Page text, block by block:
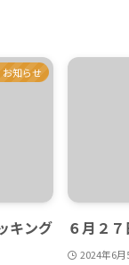
お知らせ
キング ６月２
2024年6月